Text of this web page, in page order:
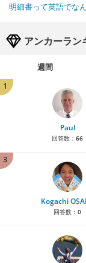
明細書って英語でな
アンカーラン
週間
1
Paul
回答数： 66
3
Kogachi
回答数： 0